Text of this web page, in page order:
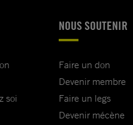
soi
NOUS SOUTENIR
Faire un don
Devenir membre
Faire un legs
Devenir mécène